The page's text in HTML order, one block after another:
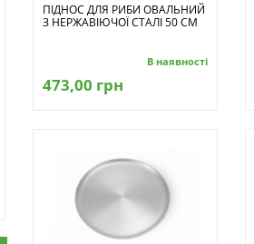
ПІДНОС ДЛЯ РИБИ ОВАЛЬНИЙ
З НЕРЖАВІЮЧОЇ СТАЛІ 50 СМ
В наявності
473,00 грн